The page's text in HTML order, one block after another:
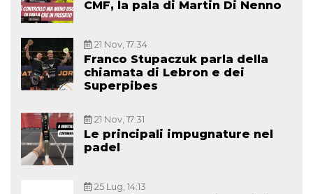
CMF, la pala di Martin Di Nenno
21 Nov, 17:34
Franco Stupaczuk parla della
chiamata di Lebron e dei
Superpibes
21 Nov, 17:31
Le principali impugnature nel
padel
25 Lug, 14:13